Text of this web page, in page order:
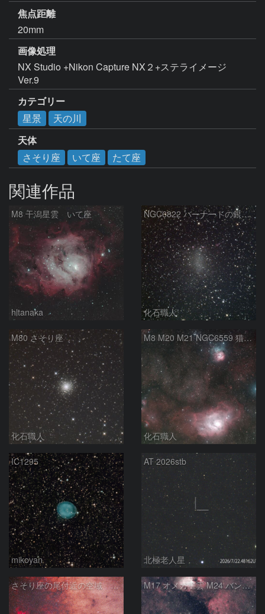
焦点距離
20mm
画像処理
NX Studio +Nikon Capture NX２+ステライメージ
Ver.9
カテゴリー
星景
天の川
天体
さそり座
いて座 たて座
関連作品
M8 干潟星雲 いて座
hltanaka
NGC6822 バーナードの銀河 いて座
化石職人
M80 さそり座
化石職人
M8 M20 M21 NGC6559 猫の手星雲 いて座
化石職人
IC1295
mikoyan
AT 2026stb
北極老人星
さそり座の尾付近の空域 260718 M17 オメガ星雲 M24 バンビの横顔 いて座